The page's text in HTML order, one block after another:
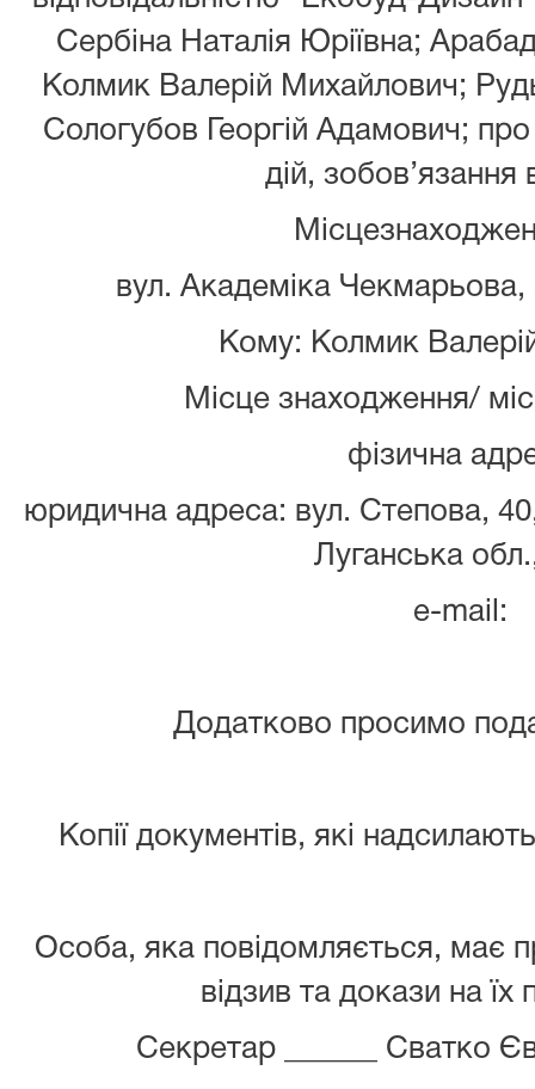
Сербіна Наталія Юріївна;
Колмик Валерій Михайлович;
Сологубов Георгій Адамович;
дій, зобов’язання
вул. Академіка
Кому: Колмик
Місце знаходження/
фізична
юридична адреса: вул. Степова,
Луганська
e-mail:
Додатково просимо
Копії документів, які
Особа, яка повідомляється, має
відзив та докази на їх
Секретар ______ Сватко